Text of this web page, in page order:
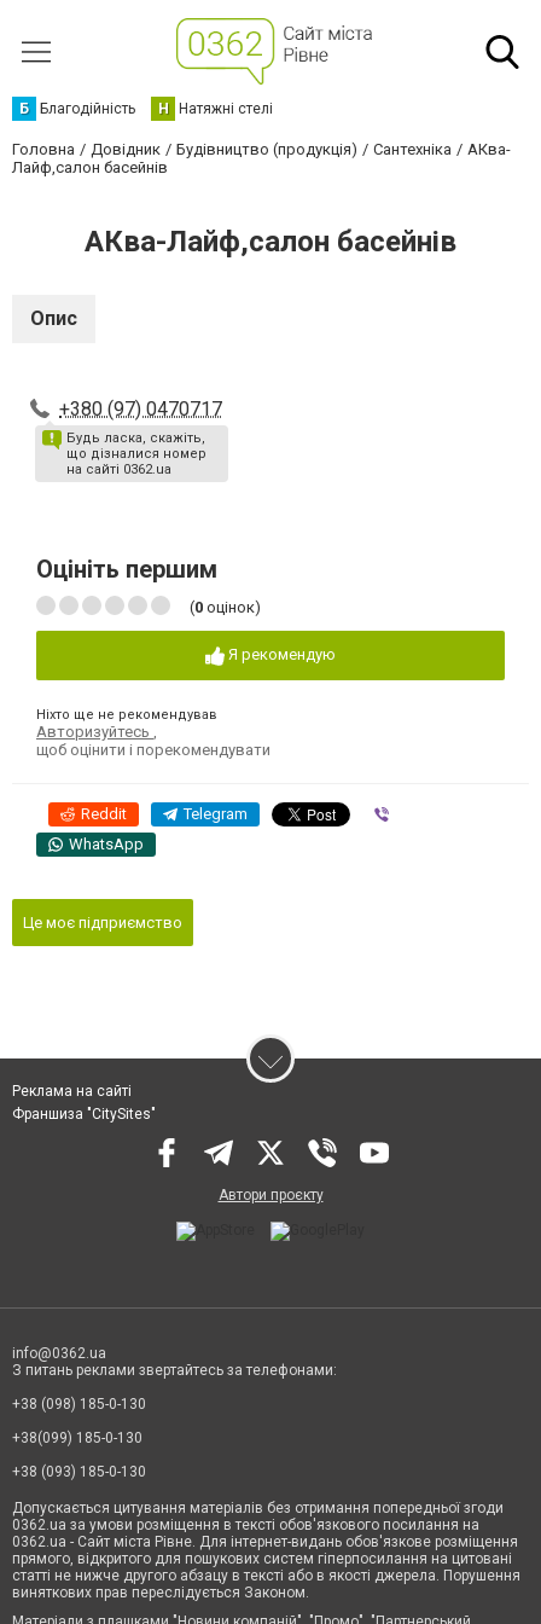
Б Благодійність Н Натяжні стелі
Головна Довідник Будівництво (продукція) Сантехніка
АКва-
Лайф,салон басейнів
АКва-Лайф,салон басейнів
Опис
+380 (97) 0470717
Будь ласка, скажіть,
що дізналися номер
на сайті 0362.ua
Оцініть першим
(0 оцінок)
Я рекомендую
Ніхто ще не рекомендував
Авторизуйтесь
щоб оцінити і порекомендувати
Reddit Telegram
WhatsApp
Це моє підприємство
Реклама на сайті
Франшиза "CitySites"
Автори проєкту
info@0362.ua
З питань реклами звертайтесь за телефонами:
+38 (098) 185-0-130
+38(099) 185-0-130
+38 (093) 185-0-130
Допускається цитування матеріалів без отримання попередньої згоди
0362.ua за умови розміщення в тексті обов'язкового посилання на
0362.ua - Сайт міста Рівне. Для інтернет-видань обов'язкове розміщення
прямого, відкритого для пошукових систем гіперпосилання на цитовані
статті не нижче другого абзацу в тексті або в якості джерела. Порушення
виняткових прав переслідується Законом.